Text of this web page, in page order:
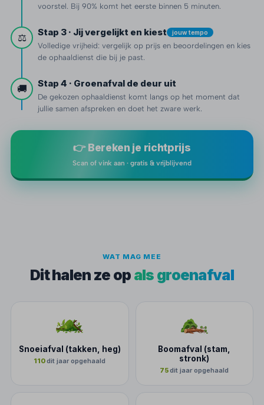
voorstel. Bij 90% komt het eerste binnen 5 minuten.
⚖️ Stap 3 · Jij vergelijkt en kiest jouw tempo
Volledige vrijheid: vergelijk op prijs en beoordelingen en kies
de ophaaldienst die bij je past.
🚚 Stap 4 · Groenafval de deur uit
De gekozen ophaaldienst komt langs op het moment dat
jullie samen afspreken en doet het zware werk.
👉 Bereken je richtprijs
Scan of vink aan · gratis & vrijblijvend
WAT MAG MEE
Dit halen ze op als groenafval
Snoeiafval (takken, heg)
110dit jaar opgehaald
Boomafval (stam,
stronk)
75dit jaar opgehaald